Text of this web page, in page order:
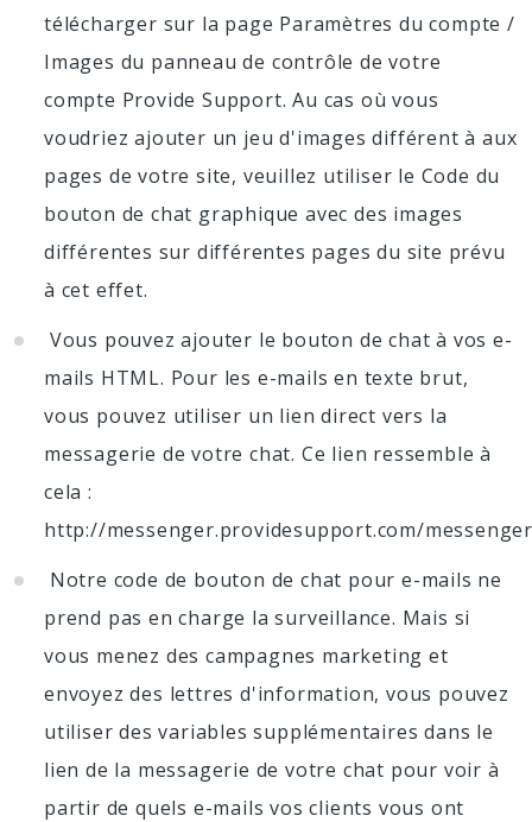
télécharger sur la page Paramètres du compte /
Images du panneau de contrôle de votre
compte Provide Support. Au cas où vous
voudriez ajouter un jeu d'images différent à aux
pages de votre site, veuillez utiliser le Code du
bouton de chat graphique avec des images
différentes sur différentes pages du site prévu
à cet effet.
Vous pouvez ajouter le bouton de chat à vos e-
mails HTML. Pour les e-mails en texte brut,
vous pouvez utiliser un lien direct vers la
messagerie de votre chat. Ce lien ressemble à
cela :
http://messenger.providesupport.com/
Notre code de bouton de chat pour e-mails ne
prend pas en charge la surveillance. Mais si
vous menez des campagnes marketing et
envoyez des lettres d'information, vous pouvez
utiliser des variables supplémentaires dans le
lien de la messagerie de votre chat pour voir à
partir de quels e-mails vos clients vous ont